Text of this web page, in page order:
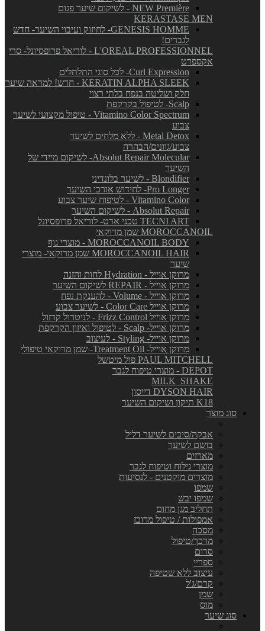
NEW Première - לשיקום שיער פגום
KERASTASE MEN
GENESIS HOMME- לחיזוק ועיבוי השיער- חדש
לגברים!
L'OREAL PROFESSIONNEL - לוריאל פרופסיונל- סרי
אקספרט
Curl Expression- לכל סוגי התלתלים
KERATIN ALPHA SLEEK - חדש! למראה שיער
חלק ושליטה בנפח בלתי רצוי
Scalp- לטיפול בקרקפת
Vitamino Color Spectrum - טיפול מקצועי לשיער
צבוע
Metal Detox - ללא מלחים לשיער
צבוע/גוונים/הבהרה
Absolut Repair Molecular- לשיקום מיידי של
השיער
Blondifier - לשיער בלונדיני
Pro Longer- לחידוש אורכי השיער
Vitamino Color - לטיפוח שיער צבוע
Absolut Repair - לשיקום השיער
TECNI ART טכני ארט- לוריאל פרופסיונל
MOROCCANOIL שמן מרוקאי
MOROCCANOIL BODY - מוצרי גוף
MOROCCANOIL HAIR שמן מרוקאי- מוצרי
שיער
מרוקן אוייל - Hydration לחות והזנה
מרוקן אוייל - REPAIR לשיקום השיער
מרוקן אוייל - Volume - להענקת נפח
מרוקן אוייל Color Care - לשיער צבוע
מרוקן אוייל Frizz Control - לניטרול קרזול
מרוקן אוייל- Scalp - לטיפול ואיזון הקרקפת
מרוקן אוייל- Styling - לעיצוב
מרוקן אוייל- Treatment Oil- שמן מרוקאי טיפולי
PAUL MITCHELL פול מיטשל
DEPOT - מוצרי טיפוח לגבר
MILK_SHAKE
DYSON HAIR דייסון
K18 תיקון ושיקום השיער
סוג מוצר
אבקה/סיבים לשיער דליל
בושם לשיער
מארזים
מוצרי גילוח וטיפוח לגבר
מוצרים מוקטנים - לנסיעות
שמפו
שמפו יבש
תחליב מגן מחום
אמפולות / טיפול מרוכז
מסכה
מרכך/טיפול
סרום
ספריי
עיצוב ללא שטיפה
קרם/ג'ל
שמן
מוס
סוג שיער